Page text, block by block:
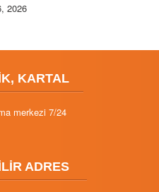
2026
KARTAL
merkezi 7/24
ADRES